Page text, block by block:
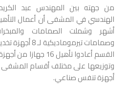
من جهته بين المهندس عبد
الهندسي في المشفى أن أعمال
أشهر وشملت الصمامات
وصمامات
القسم أعادوا تأهيل
أجهزة تنفس صناعي.